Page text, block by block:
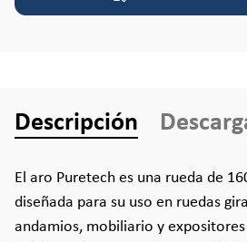
Descripción
El aro Puretech es una rueda de
diseñada para su uso en ruedas
andamios, mobiliario y